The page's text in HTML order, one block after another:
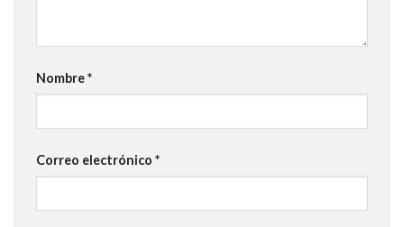
Nombre*
Correo electrónico *